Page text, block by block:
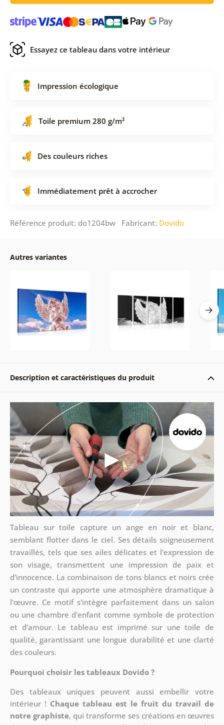
Essayez ce tableau dans votre intérieur
Impression écologique
Toile premium 280 g/m²
Des couleurs riches
Immédiatement prêt à accrocher
Référence produit: do1204bw Fabricant: Dovido
Autres variantes
Description et caractéristiques du produit
Tableau sur toile capture un ange en noir et blanc,
semblant flotter dans le ciel. Ses détails soigneusement
travaillés, tels que ses ailes délicates et l'expression de
son visage, transmettent une impression de paix et
d'innocence. La combinaison de tons blancs et noirs crée
un contraste qui apporte une atmosphère dramatique à
l'œuvre. Ce motif s'intègre parfaitement dans un salon
ou une chambre d'enfant comme symbole de protection
et d'amour. Le tableau est imprimé sur une toile de
qualité, garantissant une longue durabilité et une clarté
des couleurs.
Pourquoi choisir les tableaux Dovido ?
Des tableaux uniques peuvent aussi embellir votre
intérieur ! Chaque tableau est le fruit du travail de
notre graphiste, qui transforme ses créations en œuvres